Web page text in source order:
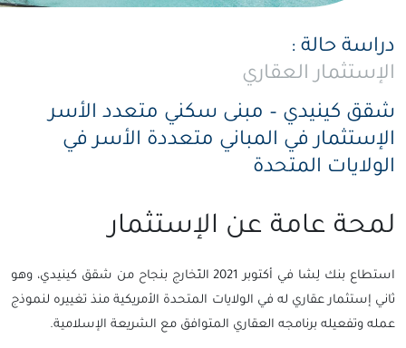
دراسة حالة :
الإستثمار العقاري
شقق كينيدي – مبنى سكني متعدد الأسر
الإستثمار في المباني متعددة الأسر في
الولايات المتحدة
لمحة عامة عن الإستثمار
استطاع بنك لِشا في أكتوبر 2021 التّخارج بنجاح من شقق كينيدي، وهو
ثاني إستثمار عقاري له في الولايات المتحدة الأمريكية منذ تغييره لنموذج
عمله وتفعيله برنامجه العقاري المتوافق مع الشريعة الإسلامية.